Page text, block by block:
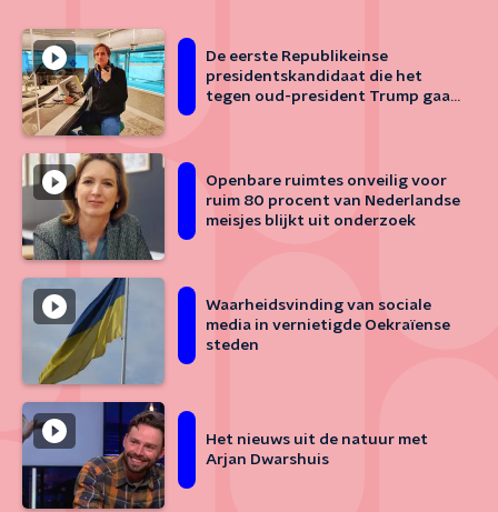
De eerste Republikeinse
presidentskandidaat die het
tegen oud-president Trump gaat
Openbare ruimtes onveilig voor
ruim 80 procent van Nederlandse
meisjes blijkt uit onderzoek
Waarheidsvinding van sociale
media in vernietigde Oekraïense
steden
Het nieuws uit de natuur met
Arjan Dwarshuis